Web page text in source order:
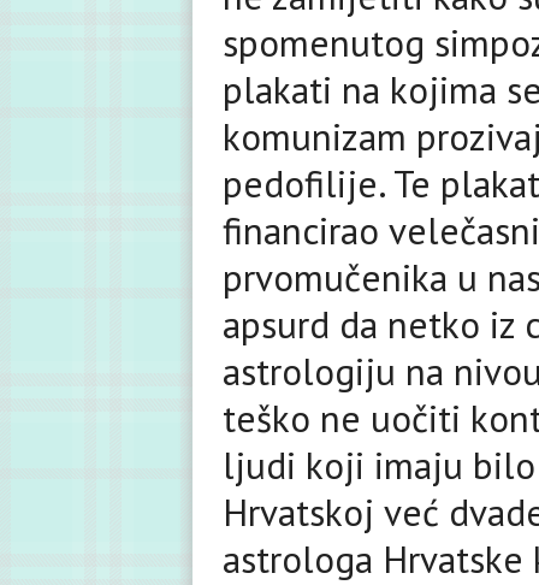
spomenutog
plakati na kojima
komunizam
pedofilije. Te
financirao
prvomučenika u
apsurd da netko iz
astrologiju na
teško ne uočiti
ljudi koji imaju
Hrvatskoj već
astrologa